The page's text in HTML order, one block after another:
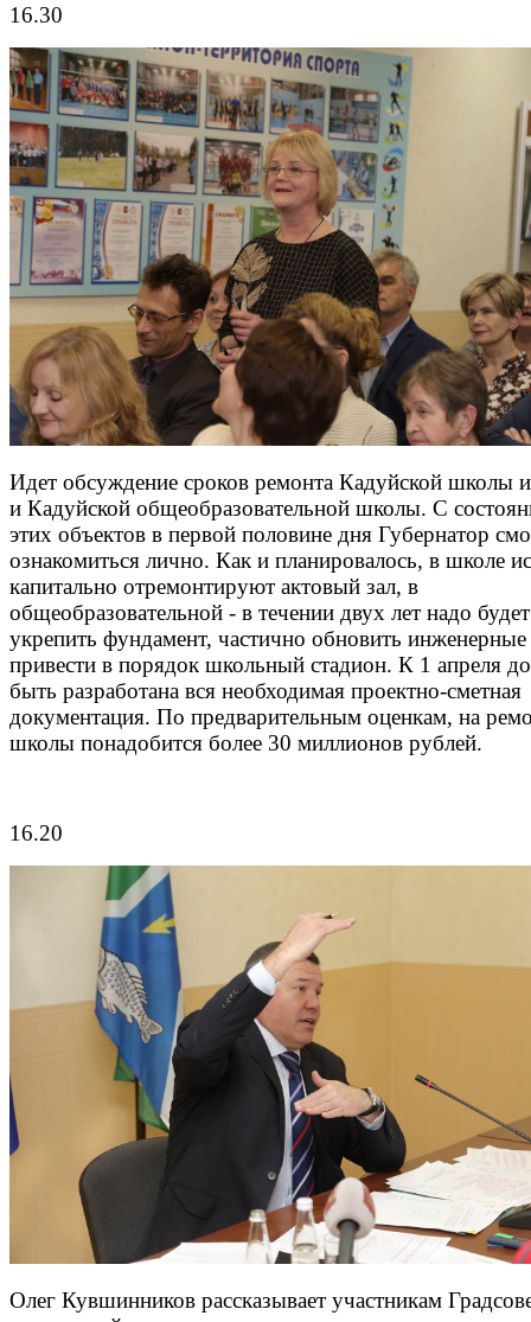
16.30
Идет обсуждение сроков ремонта Кадуйской школы
и Кадуйской общеобразовательной школы. С
этих объектов в первой половине дня Губернатор
ознакомиться лично. Как и планировалось, в школе
капитально отремонтируют актовый зал, в
общеобразовательной - в течении двух лет надо будет
укрепить фундамент, частично обновить инженерные
привести в порядок школьный стадион. К 1 апреля
быть разработана вся необходимая проектно-сметная
документация. По предварительным оценкам, на
школы понадобится более 30 миллионов рублей.
16.20
Олег Кувшинников рассказывает участникам